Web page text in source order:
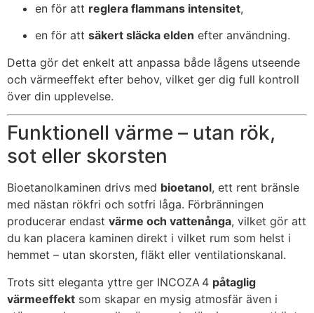
en för att reglera flammans intensitet,
en för att säkert släcka elden efter användning.
Detta gör det enkelt att anpassa både lågens utseende
och värmeeffekt efter behov, vilket ger dig full kontroll
över din upplevelse.
Funktionell värme – utan rök,
sot eller skorsten
Bioetanolkaminen drivs med bioetanol, ett rent bränsle
med nästan rökfri och sotfri låga. Förbränningen
producerar endast värme och vattenånga, vilket gör att
du kan placera kaminen direkt i vilket rum som helst i
hemmet – utan skorsten, fläkt eller ventilationskanal.
Trots sitt eleganta yttre ger INCOZA 4 påtaglig
värmeeffekt som skapar en mysig atmosfär även i